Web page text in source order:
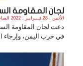
لجان المقاومة
الأثنين , 28 فـبـرايـر , 2022 الساعة 7:20:07 PM
دعت لجان المقاومة
في حرب اليمن، وإرجاء